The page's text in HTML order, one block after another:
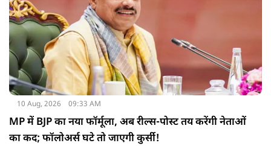
10 Aug, 2026 09:33 AM
MP में BJP का नया फॉर्मूला, अब रील्स-पोस्ट तय करेंगी नेताओं
का कद; फॉलोअर्स घटे तो जाएगी कुर्सी!